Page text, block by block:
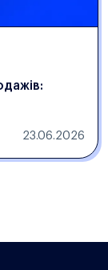
23.06.2026